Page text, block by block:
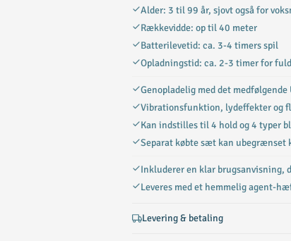
Alder: 3 til 99 år, sjovt også for
Rækkevidde: op til 40 meter
Batterilevetid: ca. 3-4 timers spil
Opladningstid: ca. 2-3 timer for
Genopladelig med det medfølgende
Vibrationsfunktion, lydeffekter og
Kan indstilles til 4 hold og 4 typer
Separat købte sæt kan ubegrænset
Inkluderer en klar brugsanvisning,
Leveres med et hemmelig agent-
Levering & betaling